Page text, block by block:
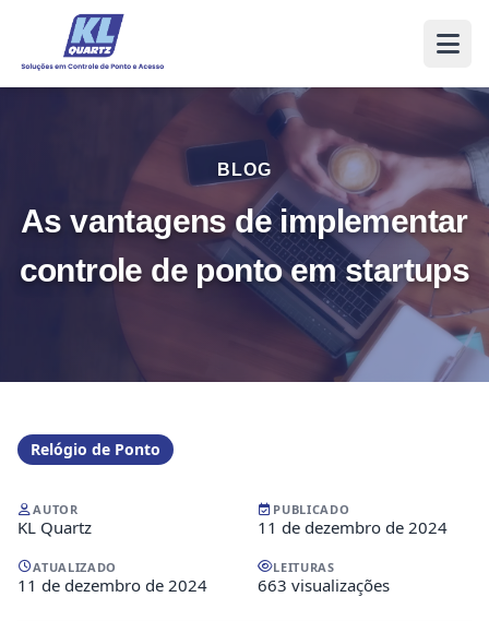
BLOG
As vantagens de implementar
controle de ponto em startups
Relógio de Ponto
AUTOR
KL Quartz
PUBLICADO
11 de dezembro de 2024
ATUALIZADO
11 de dezembro de 2024
LEITURAS
663 visualizações